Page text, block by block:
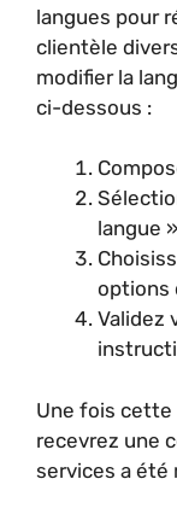
langues pour
clientèle
modifier la
ci-dessous :
langue »
options
Validez
Une fois
recevrez une
services a été